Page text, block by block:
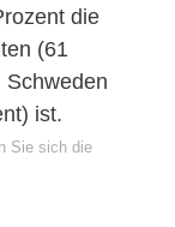
die
(61
Schweden
ist.
Sie sich die